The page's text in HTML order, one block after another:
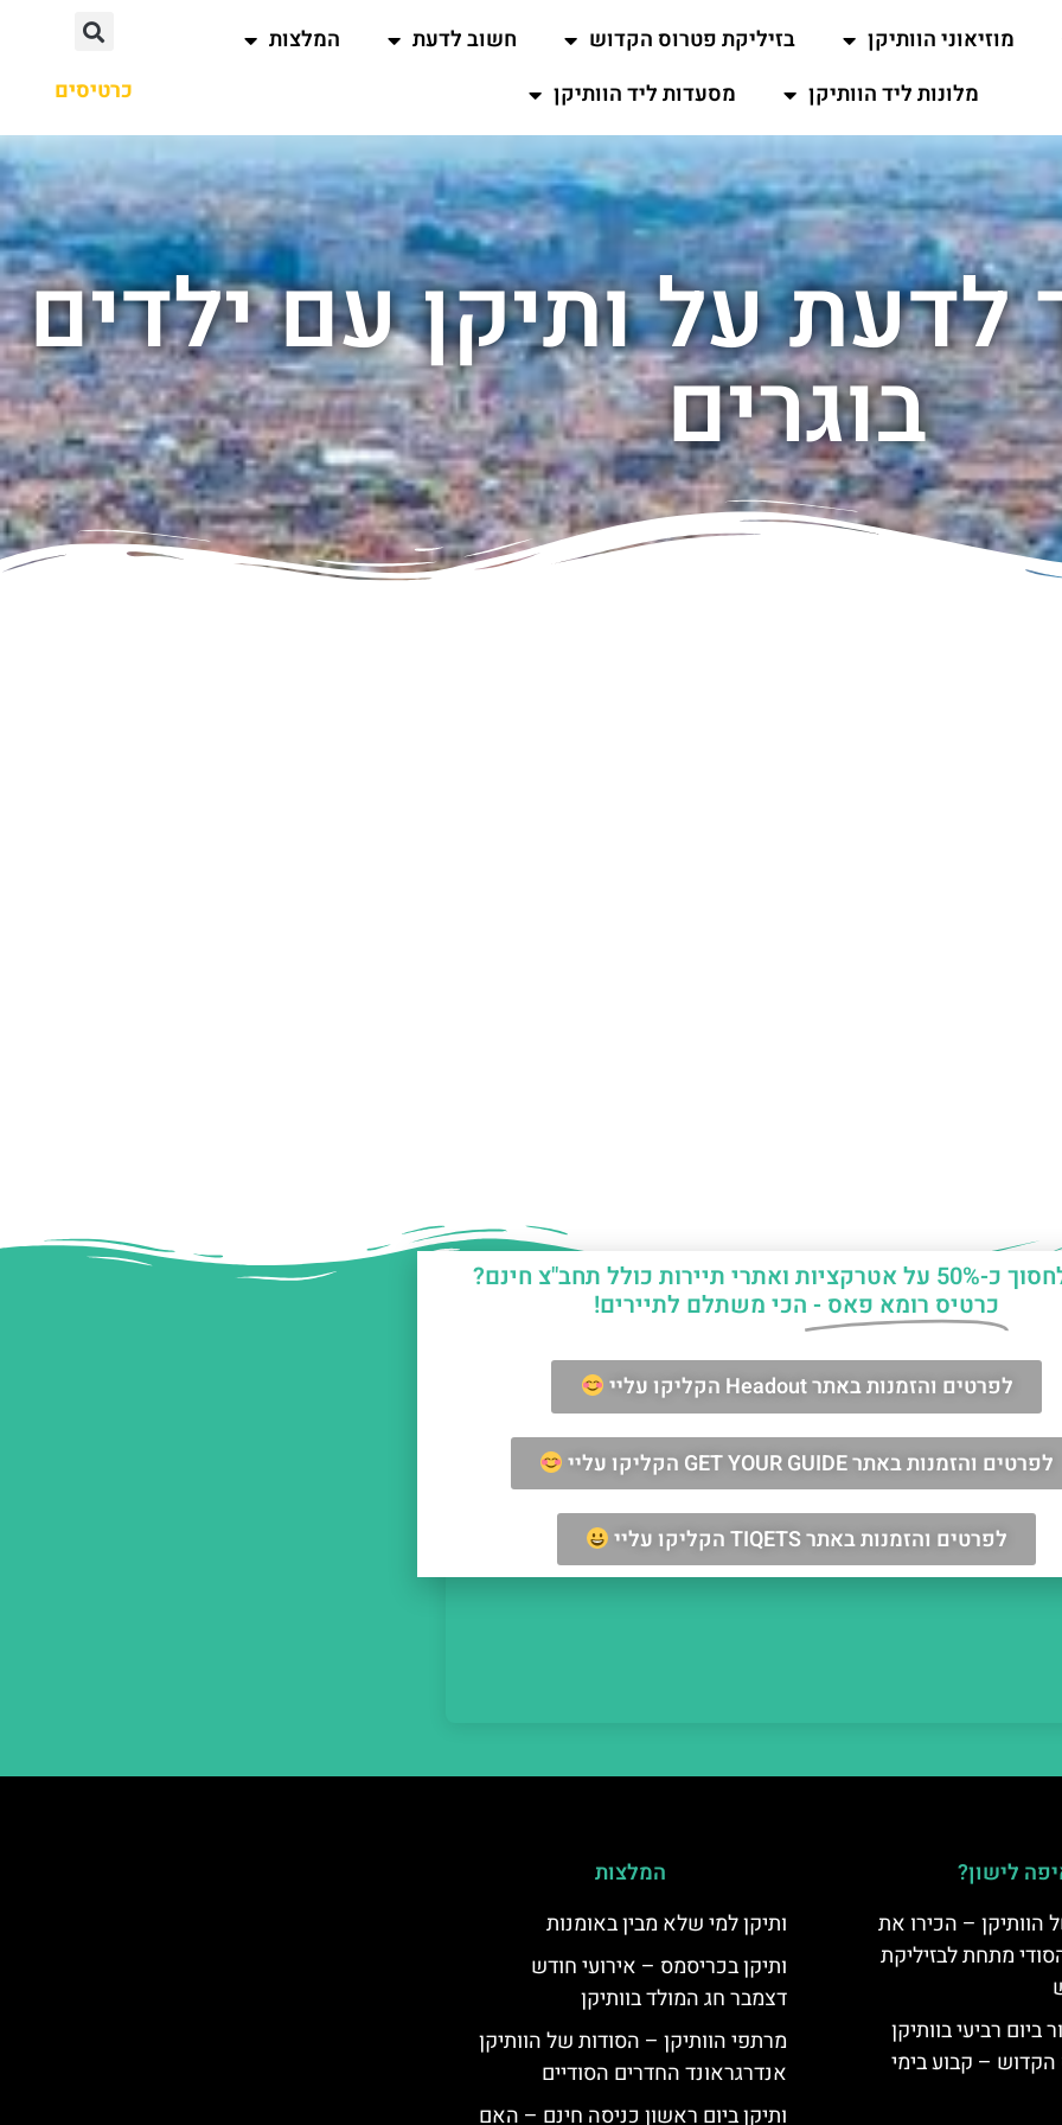
מוזיאוני הוותיקן בזיליקת פטרוס הקדוש חשוב לדעת
המלצות
מלונות ליד הוותיקן
מסעדות ליד הוותיקן כרטיסים
על ותיקן עם ילדים
בוגרים
החופשה ברומא?
מאשר/ת קבלת דיוור וחומרים פרסומיים
שליחה
לישון?
הוותיקן – הכירו את
מתחת לבזיליקת
רביעי בוותיקן
– קבוע בימי
המלצות
ותיקן למי שלא מבין באומנות
ותיקן בכריסמס – אירועי חודש
דצמבר חג המולד בוותיקן
מרתפי הוותיקן – הסודות של הוותיקן
אנדרגראונד החדרים הסודיים
ותיקן ביום ראשון כניסה חינם – האם
ואתרי תיירות כולל תחב"צ חינם?
כרטיס רומא פאס - הכי משתלם לתיירים!
לפרטים והזמנות באתר Headout הקליקו עליי
לפרטים והזמנות באתר GET YOUR GUIDE הקליקו עליי
לפרטים והזמנות באתר TIQETS הקליקו עליי